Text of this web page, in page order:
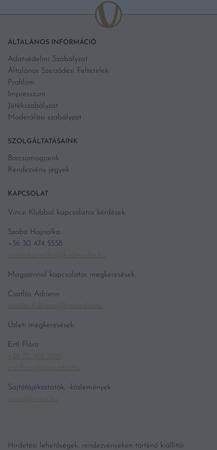
ÁLTALÁNOS INFORMÁCIÓ
Adatvédelmi Szabályzat
Általános Szerződési Feltételek
Profilom
Impresszum
Játékszabályzat
Moderálási szabályzat
SZOLGÁLTATÁSAINK
Borcsomagjaink
Rendezvény jegyek
KAPCSOLAT
Vince Klubbal kapcsolatos kérdések:
Szabó Hajnalka
+36 30 474 5558
szabo.hajnalka@kodmedia.hu
Magazinnal kapcsolatos megkeresések:
Csatlós Adrienn
csatlos.Adrienn@hgmedia.hu
Üzleti megkeresések:
Ertl Flóra
+36 70 601 1929
ertl.flora@hgmedia.hu
Sajtótájékoztatók, -közlemények
vince@vince.hu
Hirdetési lehetőségek, rendezvényeken történő kiállítói